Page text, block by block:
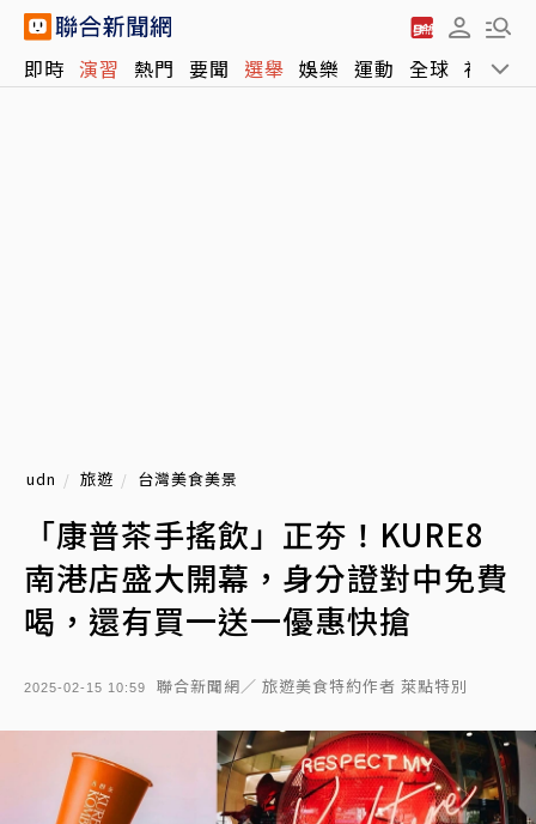
即時 演習 熱門 要聞 選舉 娛樂 運動 全球 社會
udn 旅遊 台灣美食美景
「康普茶手搖飲」正夯！KURE8
南港店盛大開幕，身分證對中免費
喝，還有買一送一優惠快搶
2025-02-15 10:59 聯合新聞網／ 旅遊美食特約作者 萊點特別